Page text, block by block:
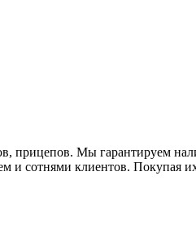
прицепов. Мы гарантируем
и сотнями клиентов. Покупая